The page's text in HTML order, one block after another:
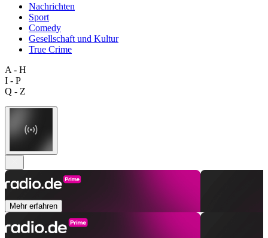
Nachrichten
Sport
Comedy
Gesellschaft und Kultur
True Crime
A - H
I - P
Q - Z
Mehr erfahren